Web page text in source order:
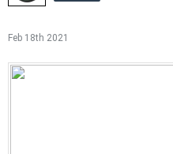
Feb 18th 2021